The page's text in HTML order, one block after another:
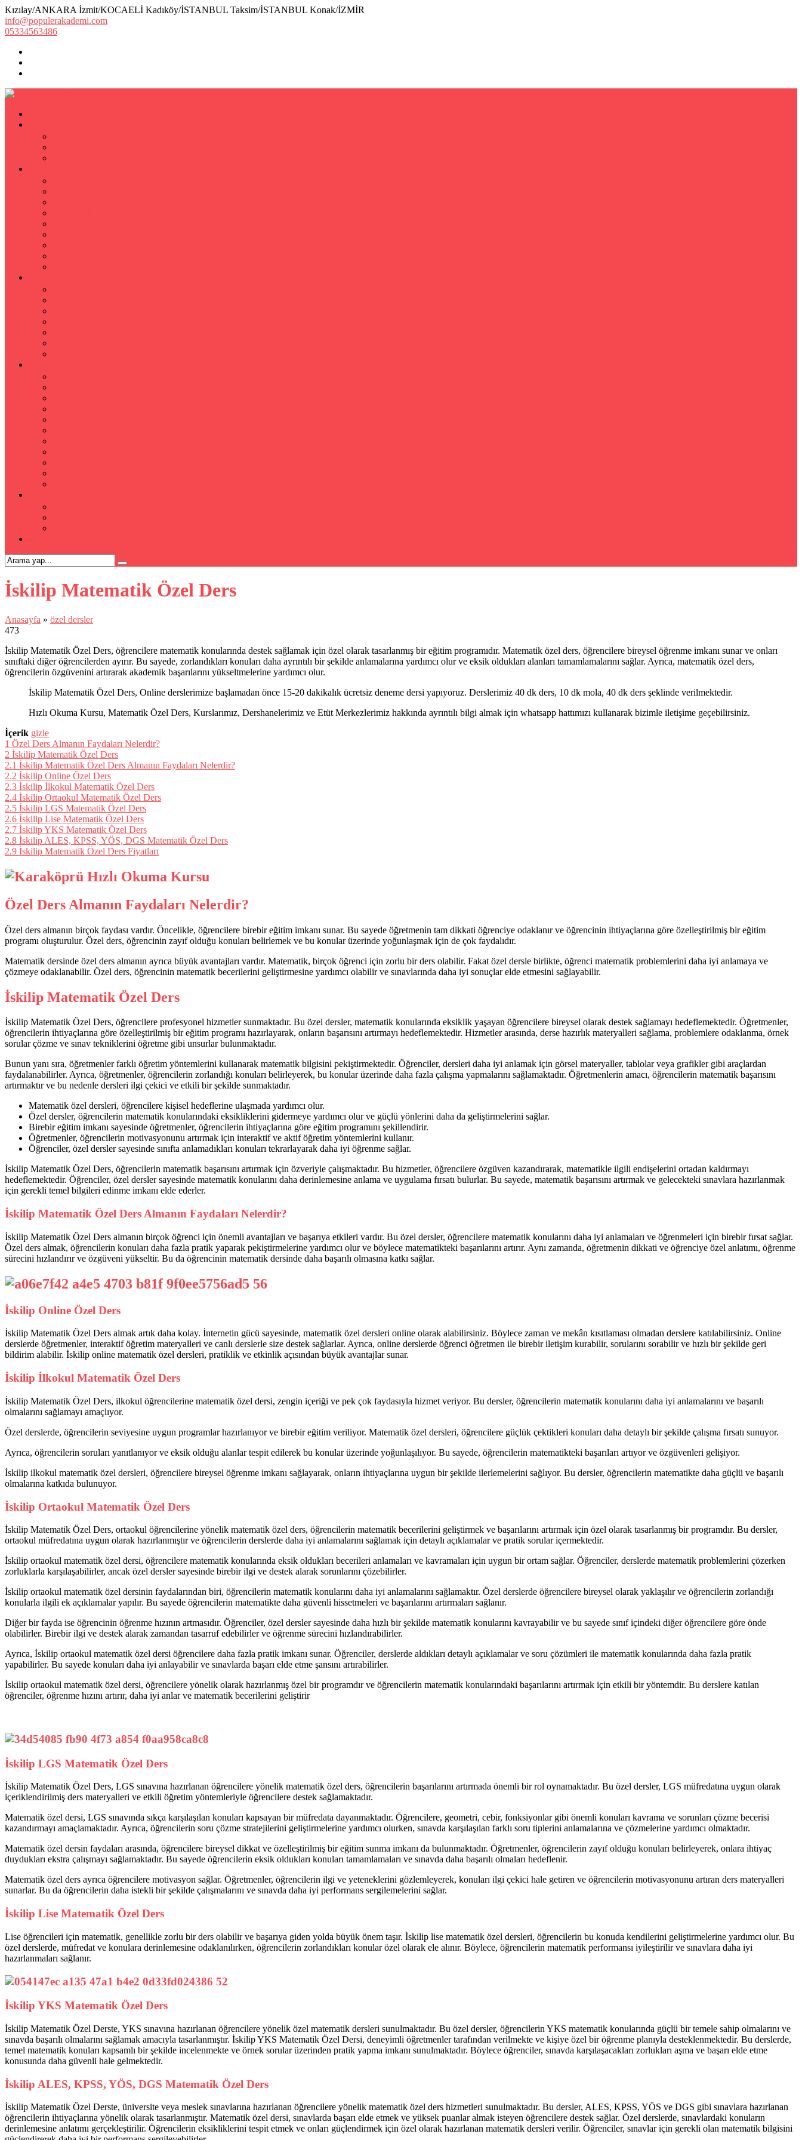
Kızılay/ANKARA İzmit/KOCAELİ Kadıköy/İSTANBUL Taksim/İSTANBUL Konak/İZMİR
info@populerakademi.com
05334563486
İskilip Matematik Özel Ders
Anasayfa » özel dersler
473
İskilip Matematik Özel Ders, öğrencilere matematik konularında destek sağlamak için özel olarak tasarlanmış bir eğitim programıdır. Matematik özel ders, öğrencilere bireysel öğrenme imkanı sunar ve onları
sınıftaki diğer öğrencilerden ayırır. Bu sayede, zorlandıkları konuları daha ayrıntılı bir şekilde anlamalarına yardımcı olur ve eksik oldukları alanları tamamlamalarını sağlar. Ayrıca, matematik özel ders,
öğrencilerin özgüvenini artırarak akademik başarılarını yükseltmelerine yardımcı olur.
İskilip Matematik Özel Ders, Online derslerimize başlamadan önce 15-20 dakikalık ücretsiz deneme dersi yapıyoruz. Derslerimiz 40 dk ders, 10 dk mola, 40 dk ders şeklinde verilmektedir.
Hızlı Okuma Kursu, Matematik Özel Ders, Kurslarımız, Dershanelerimiz ve Etüt Merkezlerimiz hakkında ayrıntılı bilgi almak için whatsapp hattımızı kullanarak bizimle iletişime geçebilirsiniz.
İçerik gizle
1 Özel Ders Almanın Faydaları Nelerdir?
2 İskilip Matematik Özel Ders
2.1 İskilip Matematik Özel Ders Almanın Faydaları Nelerdir?
2.2 İskilip Online Özel Ders
2.3 İskilip İlkokul Matematik Özel Ders
2.4 İskilip Ortaokul Matematik Özel Ders
2.5 İskilip LGS Matematik Özel Ders
2.6 İskilip Lise Matematik Özel Ders
2.7 İskilip YKS Matematik Özel Ders
2.8 İskilip ALES, KPSS, YÖS, DGS Matematik Özel Ders
2.9 İskilip Matematik Özel Ders Fiyatları
Özel Ders Almanın Faydaları Nelerdir?
Özel ders almanın birçok faydası vardır. Öncelikle, öğrencilere birebir eğitim imkanı sunar. Bu sayede öğretmenin tam dikkati öğrenciye odaklanır ve öğrencinin ihtiyaçlarına göre özelleştirilmiş bir eğitim
programı oluşturulur. Özel ders, öğrencinin zayıf olduğu konuları belirlemek ve bu konular üzerinde yoğunlaşmak için de çok faydalıdır.
Matematik dersinde özel ders almanın ayrıca büyük avantajları vardır. Matematik, birçok öğrenci için zorlu bir ders olabilir. Fakat özel dersle birlikte, öğrenci matematik problemlerini daha iyi anlamaya ve
çözmeye odaklanabilir. Özel ders, öğrencinin matematik becerilerini geliştirmesine yardımcı olabilir ve sınavlarında daha iyi sonuçlar elde etmesini sağlayabilir.
İskilip Matematik Özel Ders
İskilip Matematik Özel Ders, öğrencilere profesyonel hizmetler sunmaktadır. Bu özel dersler, matematik konularında eksiklik yaşayan öğrencilere bireysel olarak destek sağlamayı hedeflemektedir. Öğretmenler,
öğrencilerin ihtiyaçlarına göre özelleştirilmiş bir eğitim programı hazırlayarak, onların başarısını artırmayı hedeflemektedir. Hizmetler arasında, derse hazırlık materyalleri sağlama, problemlere odaklanma, örnek
sorular çözme ve sınav tekniklerini öğretme gibi unsurlar bulunmaktadır.
Bunun yanı sıra, öğretmenler farklı öğretim yöntemlerini kullanarak matematik bilgisini pekiştirmektedir. Öğrenciler, dersleri daha iyi anlamak için görsel materyaller, tablolar veya grafikler gibi araçlardan
faydalanabilirler. Ayrıca, öğretmenler, öğrencilerin zorlandığı konuları belirleyerek, bu konular üzerinde daha fazla çalışma yapmalarını sağlamaktadır. Öğretmenlerin amacı, öğrencilerin matematik başarısını
artırmaktır ve bu nedenle dersleri ilgi çekici ve etkili bir şekilde sunmaktadır.
Matematik özel dersleri, öğrencilere kişisel hedeflerine ulaşmada yardımcı olur.
Özel dersler, öğrencilerin matematik konularındaki eksikliklerini gidermeye yardımcı olur ve güçlü yönlerini daha da geliştirmelerini sağlar.
Birebir eğitim imkanı sayesinde öğretmenler, öğrencilerin ihtiyaçlarına göre eğitim programını şekillendirir.
Öğretmenler, öğrencilerin motivasyonunu artırmak için interaktif ve aktif öğretim yöntemlerini kullanır.
Öğrenciler, özel dersler sayesinde sınıfta anlamadıkları konuları tekrarlayarak daha iyi öğrenme sağlar.
İskilip Matematik Özel Ders, öğrencilerin matematik başarısını artırmak için özveriyle çalışmaktadır. Bu hizmetler, öğrencilere özgüven kazandırarak, matematikle ilgili endişelerini ortadan kaldırmayı
hedeflemektedir. Öğrenciler, özel dersler sayesinde matematik konularını daha derinlemesine anlama ve uygulama fırsatı bulurlar. Bu sayede, matematik başarısını artırmak ve gelecekteki sınavlara hazırlanmak
için gerekli temel bilgileri edinme imkanı elde ederler.
İskilip Matematik Özel Ders Almanın Faydaları Nelerdir?
İskilip Matematik Özel Ders almanın birçok öğrenci için önemli avantajları ve başarıya etkileri vardır. Bu özel dersler, öğrencilere matematik konularını daha iyi anlamaları ve öğrenmeleri için birebir fırsat sağlar.
Özel ders almak, öğrencilerin konuları daha fazla pratik yaparak pekiştirmelerine yardımcı olur ve böylece matematikteki başarılarını artırır. Aynı zamanda, öğretmenin dikkati ve öğrenciye özel anlatımı, öğrenme
sürecini hızlandırır ve özgüveni yükseltir. Bu da öğrencinin matematik dersinde daha başarılı olmasına katkı sağlar.
İskilip Online Özel Ders
İskilip Matematik Özel Ders almak artık daha kolay. İnternetin gücü sayesinde, matematik özel dersleri online olarak alabilirsiniz. Böylece zaman ve mekân kısıtlaması olmadan derslere katılabilirsiniz. Online
derslerde öğretmenler, interaktif öğretim materyalleri ve canlı derslerle size destek sağlarlar. Ayrıca, online derslerde öğrenci öğretmen ile birebir iletişim kurabilir, sorularını sorabilir ve hızlı bir şekilde geri
bildirim alabilir. İskilip online matematik özel dersleri, pratiklik ve etkinlik açısından büyük avantajlar sunar.
İskilip İlkokul Matematik Özel Ders
İskilip Matematik Özel Ders, ilkokul öğrencilerine matematik özel dersi, zengin içeriği ve pek çok faydasıyla hizmet veriyor. Bu dersler, öğrencilerin matematik konularını daha iyi anlamalarını ve başarılı
olmalarını sağlamayı amaçlıyor.
Özel derslerde, öğrencilerin seviyesine uygun programlar hazırlanıyor ve birebir eğitim veriliyor. Matematik özel dersleri, öğrencilere güçlük çektikleri konuları daha detaylı bir şekilde çalışma fırsatı sunuyor.
Ayrıca, öğrencilerin soruları yanıtlanıyor ve eksik olduğu alanlar tespit edilerek bu konular üzerinde yoğunlaşılıyor. Bu sayede, öğrencilerin matematikteki başarıları artıyor ve özgüvenleri gelişiyor.
İskilip ilkokul matematik özel dersleri, öğrencilere bireysel öğrenme imkanı sağlayarak, onların ihtiyaçlarına uygun bir şekilde ilerlemelerini sağlıyor. Bu dersler, öğrencilerin matematikte daha güçlü ve başarılı
olmalarına katkıda bulunuyor.
İskilip Ortaokul Matematik Özel Ders
İskilip Matematik Özel Ders, ortaokul öğrencilerine yönelik matematik özel ders, öğrencilerin matematik becerilerini geliştirmek ve başarılarını artırmak için özel olarak tasarlanmış bir programdır. Bu dersler,
ortaokul müfredatına uygun olarak hazırlanmıştır ve öğrencilerin derslerde daha iyi anlamalarını sağlamak için detaylı açıklamalar ve pratik sorular içermektedir.
İskilip ortaokul matematik özel dersi, öğrencilere matematik konularında eksik oldukları becerileri anlamaları ve kavramaları için uygun bir ortam sağlar. Öğrenciler, derslerde matematik problemlerini çözerken
zorluklarla karşılaşabilirler, ancak özel dersler sayesinde birebir ilgi ve destek alarak sorunlarını çözebilirler.
İskilip ortaokul matematik özel dersinin faydalarından biri, öğrencilerin matematik konularını daha iyi anlamalarını sağlamaktır. Özel derslerde öğrencilere bireysel olarak yaklaşılır ve öğrencilerin zorlandığı
konularla ilgili ek açıklamalar yapılır. Bu sayede öğrencilerin matematikte daha güvenli hissetmeleri ve başarılarını artırmaları sağlanır.
Diğer bir fayda ise öğrencinin öğrenme hızının artmasıdır. Öğrenciler, özel dersler sayesinde daha hızlı bir şekilde matematik konularını kavrayabilir ve bu sayede sınıf içindeki diğer öğrencilere göre önde
olabilirler. Birebir ilgi ve destek alarak zamandan tasarruf edebilirler ve öğrenme sürecini hızlandırabilirler.
Ayrıca, İskilip ortaokul matematik özel dersi öğrencilere daha fazla pratik imkanı sunar. Öğrenciler, derslerde aldıkları detaylı açıklamalar ve soru çözümleri ile matematik konularında daha fazla pratik
yapabilirler. Bu sayede konuları daha iyi anlayabilir ve sınavlarda başarı elde etme şansını artırabilirler.
İskilip ortaokul matematik özel dersi, öğrencilere yönelik olarak hazırlanmış özel bir programdır ve öğrencilerin matematik konularındaki başarılarını artırmak için etkili bir yöntemdir. Bu derslere katılan
öğrenciler, öğrenme hızını artırır, daha iyi anlar ve matematik becerilerini geliştirir
İskilip LGS Matematik Özel Ders
İskilip Matematik Özel Ders, LGS sınavına hazırlanan öğrencilere yönelik matematik özel ders, öğrencilerin başarılarını artırmada önemli bir rol oynamaktadır. Bu özel dersler, LGS müfredatına uygun olarak
içeriklendirilmiş ders materyalleri ve etkili öğretim yöntemleriyle öğrencilere destek sağlamaktadır.
Matematik özel dersi, LGS sınavında sıkça karşılaşılan konuları kapsayan bir müfredata dayanmaktadır. Öğrencilere, geometri, cebir, fonksiyonlar gibi önemli konuları kavrama ve sorunları çözme becerisi
kazandırmayı amaçlamaktadır. Ayrıca, öğrencilerin soru çözme stratejilerini geliştirmelerine yardımcı olurken, sınavda karşılaşılan farklı soru tiplerini anlamalarına ve çözmelerine yardımcı olmaktadır.
Matematik özel dersin faydaları arasında, öğrencilere bireysel dikkat ve özelleştirilmiş bir eğitim sunma imkanı da bulunmaktadır. Öğretmenler, öğrencilerin zayıf olduğu konuları belirleyerek, onlara ihtiyaç
duydukları ekstra çalışmayı sağlamaktadır. Bu sayede öğrencilerin eksik oldukları konuları tamamlamaları ve sınavda daha başarılı olmaları hedeflenir.
Matematik özel ders ayrıca öğrencilere motivasyon sağlar. Öğretmenler, öğrencilerin ilgi ve yeteneklerini gözlemleyerek, konuları ilgi çekici hale getiren ve öğrencilerin motivasyonunu artıran ders materyalleri
sunarlar. Bu da öğrencilerin daha istekli bir şekilde çalışmalarını ve sınavda daha iyi performans sergilemelerini sağlar.
İskilip Lise Matematik Özel Ders
Lise öğrencileri için matematik, genellikle zorlu bir ders olabilir ve başarıya giden yolda büyük önem taşır. İskilip lise matematik özel dersleri, öğrencilerin bu konuda kendilerini geliştirmelerine yardımcı olur. Bu
özel derslerde, müfredat ve konulara derinlemesine odaklanılırken, öğrencilerin zorlandıkları konular özel olarak ele alınır. Böylece, öğrencilerin matematik performansı iyileştirilir ve sınavlara daha iyi
hazırlanmaları sağlanır.
İskilip YKS Matematik Özel Ders
İskilip Matematik Özel Derste, YKS sınavına hazırlanan öğrencilere yönelik özel matematik dersleri sunulmaktadır. Bu özel dersler, öğrencilerin YKS matematik konularında güçlü bir temele sahip olmalarını ve
sınavda başarılı olmalarını sağlamak amacıyla tasarlanmıştır. İskilip YKS Matematik Özel Dersi, deneyimli öğretmenler tarafından verilmekte ve kişiye özel bir öğrenme planıyla desteklenmektedir. Bu derslerde,
temel matematik konuları kapsamlı bir şekilde incelenmekte ve örnek sorular üzerinden pratik yapma imkanı sunulmaktadır. Böylece öğrenciler, sınavda karşılaşacakları zorlukları aşma ve başarı elde etme
konusunda daha güvenli hale gelmektedir.
İskilip ALES, KPSS, YÖS, DGS Matematik Özel Ders
İskilip Matematik Özel Derste, üniversite veya meslek sınavlarına hazırlanan öğrencilere yönelik matematik özel ders hizmetleri sunulmaktadır. Bu dersler, ALES, KPSS, YÖS ve DGS gibi sınavlara hazırlanan
öğrencilerin ihtiyaçlarına yönelik olarak tasarlanmıştır. Matematik özel dersi, sınavlarda başarı elde etmek ve yüksek puanlar almak isteyen öğrencilere destek sağlar. Özel derslerde, sınavlardaki konuların
derinlemesine anlatımı gerçekleştirilir. Öğrencilerin eksikliklerini tespit etmek ve onları güçlendirmek için özel olarak hazırlanan matematik dersleri verilir. Öğrenciler, sınavlar için gerekli olan matematik bilgisini